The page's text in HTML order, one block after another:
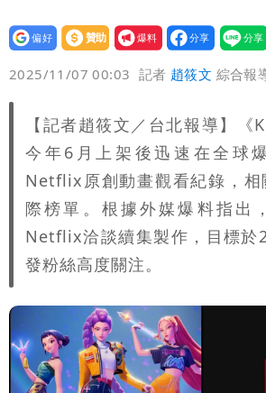
人回應了
設為
贊助
我要
爆料
2025/11/07 00:03 記者 趙筱文 綜合報
【記者趙筱文／台北報導】《
今年6月上架後迅速在全球
Netflix原創動畫觀看紀錄，相
際榜單。根據外媒爆料指出
Netflix洽談續集製作，目標於
發粉絲高度關注。